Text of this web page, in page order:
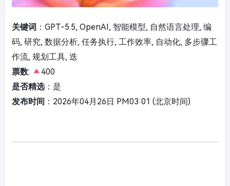
关键词 ：GPT-5.5, OpenAI, 智能模型, 自然语言处理, 编
码, 研究, 数据分析, 任务执行, 工作效率, 自动化, 多步骤工
作流, 规划工具, 迭
票数:
400
是否精选：是
发布时间 ：2026年04月26日 PM03:01 (北京时间)